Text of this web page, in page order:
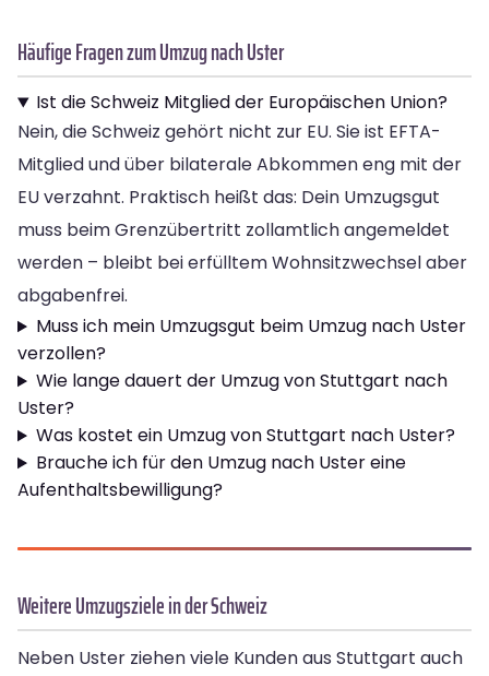
Häufige Fragen zum Umzug nach Uster
Ist die Schweiz Mitglied der Europäischen Union?
Nein, die Schweiz gehört nicht zur EU. Sie ist EFTA-
Mitglied und über bilaterale Abkommen eng mit der
EU verzahnt. Praktisch heißt das: Dein Umzugsgut
muss beim Grenzübertritt zollamtlich angemeldet
werden – bleibt bei erfülltem Wohnsitzwechsel aber
abgabenfrei.
Muss ich mein Umzugsgut beim Umzug nach Uster
verzollen?
Wie lange dauert der Umzug von Stuttgart nach
Uster?
Was kostet ein Umzug von Stuttgart nach Uster?
Brauche ich für den Umzug nach Uster eine
Aufenthaltsbewilligung?
Weitere Umzugsziele in der Schweiz
Neben Uster ziehen viele Kunden aus Stuttgart auch